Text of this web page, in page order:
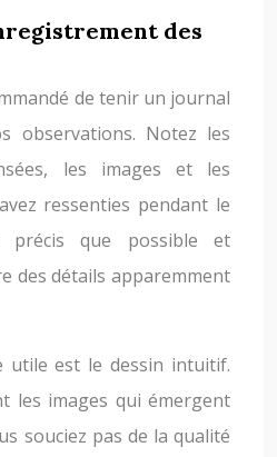
des
de tenir un journal
observations. Notez les
les images et les
ressenties pendant le
précis que possible et
des détails apparemment
utile est le dessin intuitif.
les images qui émergent
souciez pas de la qualité